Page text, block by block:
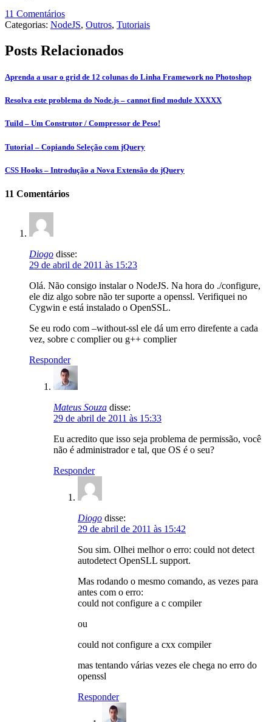
11 Comentários
Categorias: NodeJS, Outros, Tutoriais
Posts Relacionados
Aprenda a usar o grid de 12 colunas do Linha Framework no Photoshop
Resolva este problema do Node.js – cannot find module XXXXX
Tuild – Um Construtor / Compressor de Peso!
Tutorial – Copiando Seleção com jQuery
CSS Hooks – Introdução a Nova Extensão do jQuery
11 Comentários
Diogo disse:
29 de abril de 2011 às 15:23
Olá. Não consigo instalar o NodeJS. Na hora do ./configure,
ele diz algo sobre não ter suporte a openssl. Verifiquei no
Cygwin e está instalado o OpenSSL.
Se eu rodo com –without-ssl ele dá um erro direfente a cada
vez, sobre c complier ou g++ complier
Responder
Mateus Souza disse:
29 de abril de 2011 às 15:33
Eu acredito que isso seja problema de permissão, você
não é administrador e tal, que OS é o seu?
Responder
Diogo disse:
29 de abril de 2011 às 15:42
Sou sim. Olhei melhor o erro: could not detect
autodetect OpenSLL support.
Mas rodando o mesmo comando, as vezes para
antes com o erro:
could not configure a c compiler
ou
could not configure a cxx compiler
mas tentando várias vezes ele chega no erro do
openssl
Responder